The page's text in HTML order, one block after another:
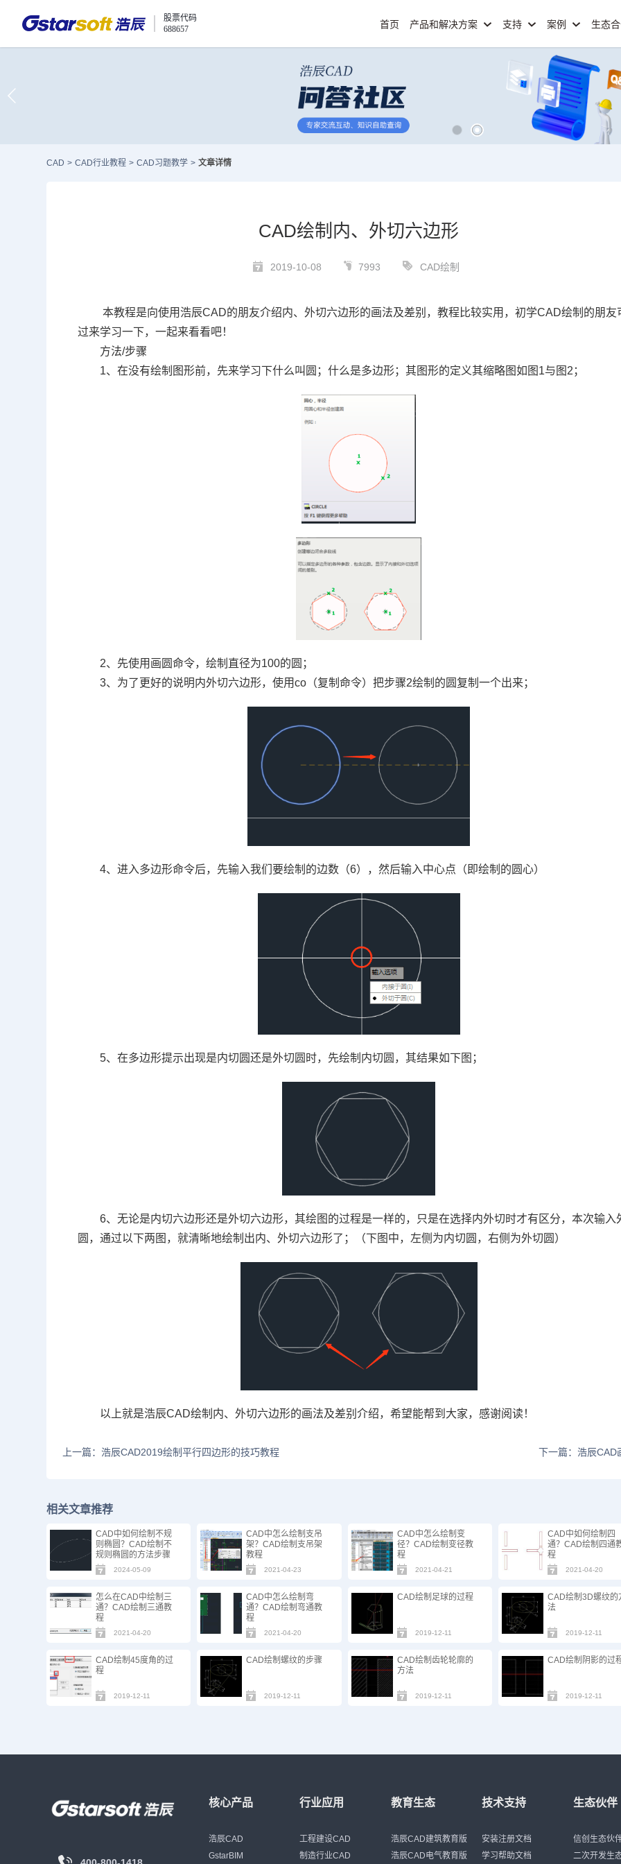
股票代码
688657
首页 产品和解决方案 支持 案例 生态
CAD > CAD行业教程 > CAD习题教学 > 文章详情
CAD绘制内、外切六边形
2019-10-08 7993 CAD绘制
本教程是向使用浩辰CAD的朋友介绍内、外切六边形的画法及差别，教程比较实用，初学CAD绘制的朋友
过来学习一下，一起来看看吧！
方法/步骤
1、在没有绘制图形前，先来学习下什么叫圆；什么是多边形；其图形的定义其缩略图如图 1与图 2 ；
2、先使用画圆命令，绘制直径为100的圆；
3、为了更好的说明内外切六边形，使用co （复制命令）把步骤2绘制的圆复制一个出来；
4、进入多边形命令后，先输入我们要绘制的边数（6），然后输入中心点（即绘制的圆心）
5、在多边形提示出现是内切圆还是外切圆时，先绘制内切圆，其结果如下图；
6、无论是内切六边形还是外切六边形，其绘图的过程是一样的，只是在选择内外切时才有区分，本次输入
圆，通过以下两图，就清晰地绘制出内、外切六边形了；（下图中，左侧为内切圆，右侧为外切圆）
以上就是浩辰CAD绘制内、外切六边形的画法及差别介绍，希望能帮到大家，感谢阅读！
上一篇：浩辰CAD2019绘制平行四边形的技巧教程 下一篇：浩辰CAD
相关文章推荐
CAD中如何绘制不规
则椭圆？CAD绘制不
规则椭圆的方法步骤
2024-05-09
CAD中怎么绘制支吊
架？CAD绘制支吊架
教程
2021-04-23
CAD中怎么绘制变
径？CAD绘制变径教
程
2021-04-21
CAD中如何绘制四
通？CAD绘制四通
程
2021-04-20
怎么在CAD中绘制三
通？CAD绘制三通教
程
2021-04-20
CAD中怎么绘制弯
通？CAD绘制弯通教
程
2021-04-20
CAD绘制足球的过程
2019-12-11
CAD绘制3D螺纹的
法
2019-12-11
CAD绘制45度角的过
程
2019-12-11
CAD绘制螺纹的步骤
2019-12-11
CAD绘制齿轮轮廓的
方法
2019-12-11
CAD绘制阴影的过
2019-12-11
核心产品
浩辰CAD
GstarBIM
行业应用
工程建设CAD
制造行业CAD
教育生态
浩辰CAD建筑教育版
浩辰CAD电气教育版
技术支持
安装注册文档
学习帮助文档
生态伙伴
信创生态伙
二次开发生